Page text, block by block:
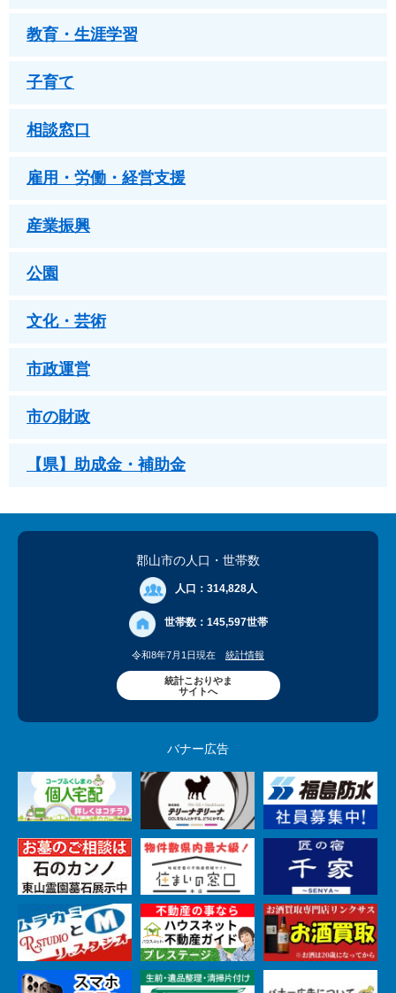
教育・生涯学習
子育て
相談窓口
雇用・労働・経営支援
産業振興
公園
文化・芸術
市政運営
市の財政
【県】助成金・補助金
郡山市の人口 ・世帯数
人口： 314,828人
世帯数： 145,597世帯
令和8年7月1日現在 統計情報
統計こおりやま
サイトへ
バナー広告